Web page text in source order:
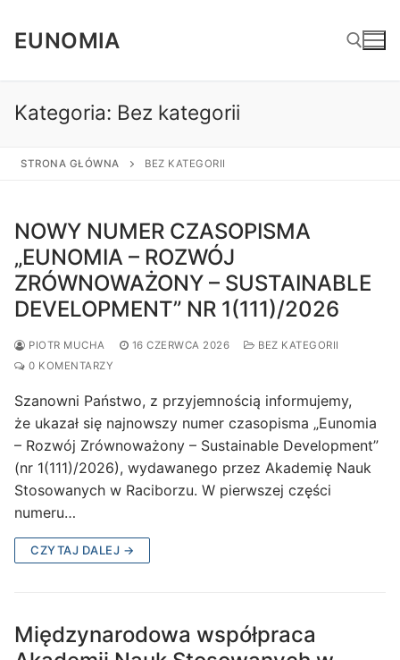
do
treści
EUNOMIA
Szukaj:
Kategoria: Bez kategorii
STRONA GŁÓWNA BEZ KATEGORII
NOWY NUMER CZASOPISMA
„EUNOMIA – ROZWÓJ
ZRÓWNOWAŻONY – SUSTAINABLE
DEVELOPMENT” NR 1(111)/2026
PIOTR MUCHA 16 CZERWCA 2026
BEZ KATEGORII
0 KOMENTARZY
Szanowni Państwo, z przyjemnością informujemy,
że ukazał się najnowszy numer czasopisma „Eunomia
– Rozwój Zrównoważony – Sustainable Development”
(nr 1(111)/2026), wydawanego przez Akademię Nauk
Stosowanych w Raciborzu. W pierwszej części
numeru…
CZYTAJ DALEJ →
Międzynarodowa współpraca